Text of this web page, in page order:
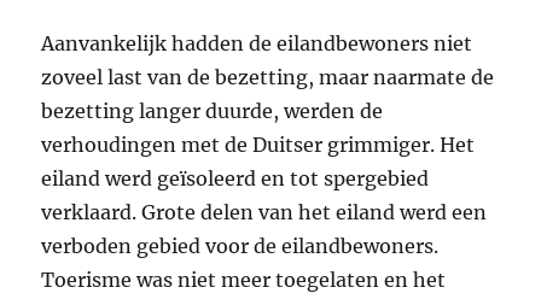
Aanvankelijk hadden de eilandbewoners niet
zoveel last van de bezetting, maar naarmate de
bezetting langer duurde, werden de
verhoudingen met de Duitser grimmiger. Het
eiland werd geïsoleerd en tot spergebied
verklaard. Grote delen van het eiland werd een
verboden gebied voor de eilandbewoners.
Toerisme was niet meer toegelaten en het